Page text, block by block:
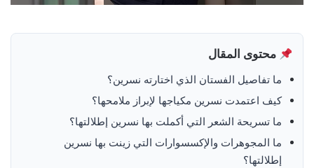
محتوى المقال
ما تفاصيل الفستان الذي اختارته نسرين؟
كيف اعتمدت نسرين مكياجها لإبراز ملامحها؟
ما تسريحة الشعر التي أكملت بها نسرين إطلالتها؟
ما المجوهرات والإكسسوارات التي زينت بها نسرين
إطلالتها؟